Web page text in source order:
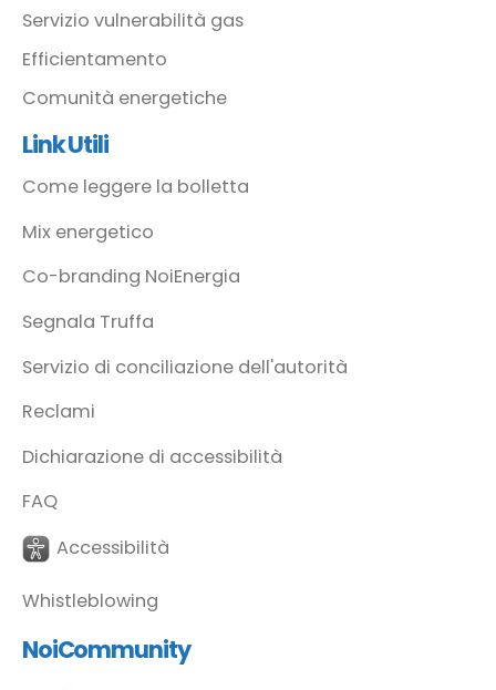
Servizio vulnerabilità gas
Efficientamento
Comunità energetiche
Link Utili
Come leggere la bolletta
Mix energetico
Co-branding NoiEnergia
Segnala Truffa
Servizio di conciliazione dell'autorità
Reclami
Dichiarazione di accessibilità
FAQ
Accessibilità
Whistleblowing
NoiCommunity